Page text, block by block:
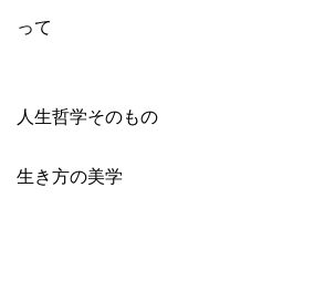
って
人生哲学そのもの
生き方の美学